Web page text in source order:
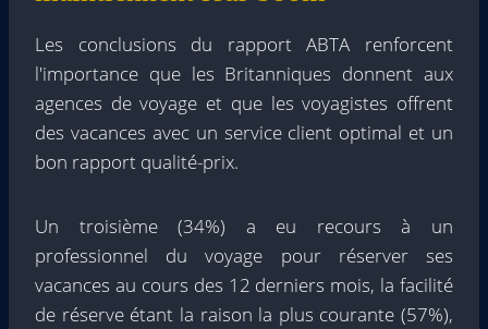
Les conclusions du rapport ABTA renforcent
l'importance que les Britanniques donnent aux
agences de voyage et que les voyagistes offrent
des vacances avec un service client optimal et un
bon rapport qualité-prix.
Un troisième (34%) a eu recours à un
professionnel du voyage pour réserver ses
vacances au cours des 12 derniers mois, la facilité
de réserve étant la raison la plus courante (57%),